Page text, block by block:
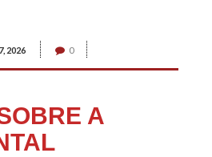
2026 0
A